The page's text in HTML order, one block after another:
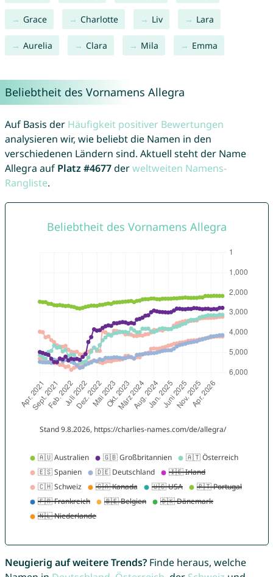
Grace Charlotte Liv Lara
Aurelia Clara Mila Emma
Beliebtheit des Vornamens Allegra
Auf Basis der Häufigkeit positiver Bewertungen
analysieren wir, wie beliebt die Namen in den
verschiedenen Ländern sind. Aktuell steht der Name
Allegra auf Platz #4677derweltweiten Namens-
Rangliste.
Neugierig auf weitere Trends?Finde heraus, welche